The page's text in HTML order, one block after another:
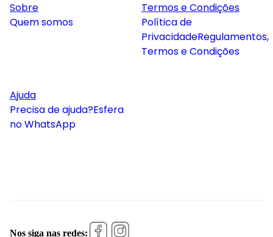
Sobre
Quem somos
Termos e Condições
Política de
PrivacidadeRegulamentos,
Termos e Condições
Ajuda
Precisa de ajuda?Esfera
no WhatsApp
Nos siga nas redes: